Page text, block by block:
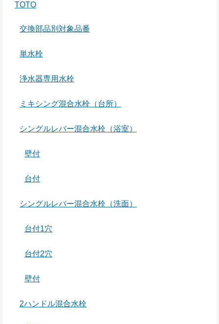
TOTO
交換部品別対象品番
単水栓
浄水器専用水栓
ミキシング混合水栓（台所）
シングルレバー混合水栓（浴室）
壁付
台付
シングルレバー混合水栓（洗面）
台付1穴
台付2穴
壁付
2ハンドル混合水栓